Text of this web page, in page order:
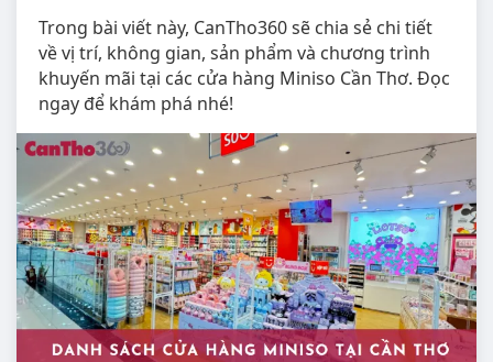
Trong bài viết này, CanTho360 sẽ chia sẻ chi tiết
về vị trí, không gian, sản phẩm và chương trình
khuyến mãi tại các cửa hàng Miniso Cần Thơ. Đọc
ngay để khám phá nhé!